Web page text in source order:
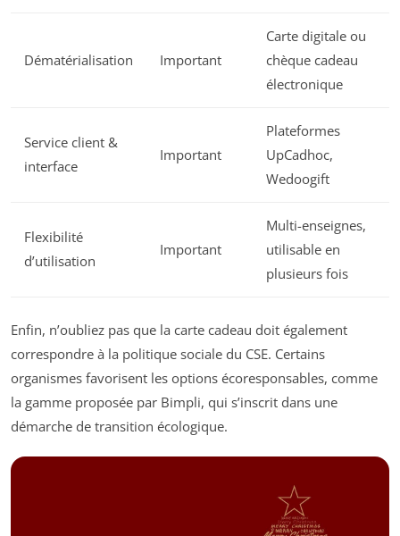
Dématérialisation Important
Carte digitale ou
chèque cadeau
électronique
Service client &
interface
Important
Plateformes
UpCadhoc,
Wedoogift
Flexibilité
d’utilisation
Important
Multi-enseignes,
utilisable en
plusieurs fois
Enfin, n’oubliez pas que la carte cadeau doit également
correspondre à la politique sociale du CSE. Certains
organismes favorisent les options écoresponsables, comme
la gamme proposée par Bimpli, qui s’inscrit dans une
démarche de transition écologique.